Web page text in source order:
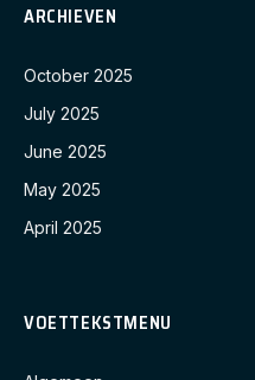
ARCHIEVEN
October 2025
July 2025
June 2025
May 2025
April 2025
VOETTEKSTMENU